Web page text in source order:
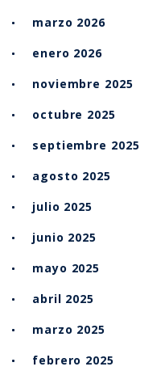
marzo 2026
enero 2026
noviembre 2025
octubre 2025
septiembre 2025
agosto 2025
julio 2025
junio 2025
mayo 2025
abril 2025
marzo 2025
febrero 2025